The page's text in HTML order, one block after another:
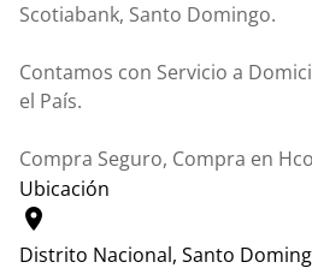
Scotiabank, Santo Domingo.
Contamos con Servicio a
el País.
Compra Seguro, Compra en
Ubicación
location_on
Distrito Nacional, Santo